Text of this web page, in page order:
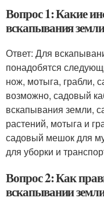
Вопрос 1: Какие
вскапывания
Ответ: Для
понадобятся
нож, мотыга, грабли,
возможно, садовый
вскапывания земли,
растений, мотыга и
садовый мешок для
для уборки и
Вопрос 2: Как
вскапывании